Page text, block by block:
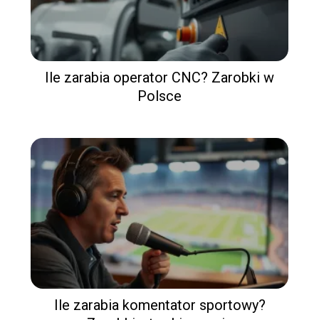
Ile zarabia operator CNC? Zarobki w
Polsce
Ile zarabia komentator sportowy?